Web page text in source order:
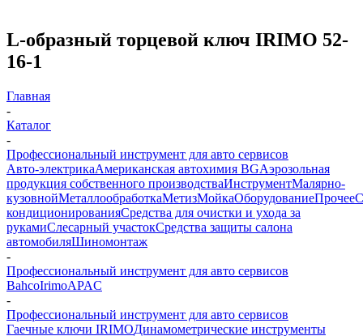
L-образный торцевой ключ IRIMO 52-
16-1
Главная
-
Каталог
-
Профессиональный инструмент для авто сервисов
Авто-электрикаАмериканская автохимия BGАэрозольная
продукция собственного производстваИнструментМалярно-
кузовнойМеталлообработкаМетизМойкаОборудованиеПрочее
кондиционированияСредства для очистки и ухода за
рукамиСлесарный участокСредства защиты салона
автомобиляШиномонтаж
-
Профессиональный инструмент для авто сервисов
BahcoIrimoAPAC
-
Профессиональный инструмент для авто сервисов
Гаечные ключи IRIMOДинамометрические инструменты